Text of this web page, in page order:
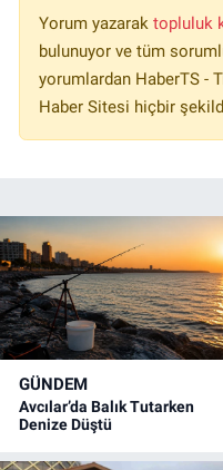
Yorum yazarak topluluk
bulunuyor ve tüm
yorumlardan HaberTS -
Haber Sitesi hiçbir
GÜNDEM
Avcılar’da Balık Tutarken
Denize Düştü